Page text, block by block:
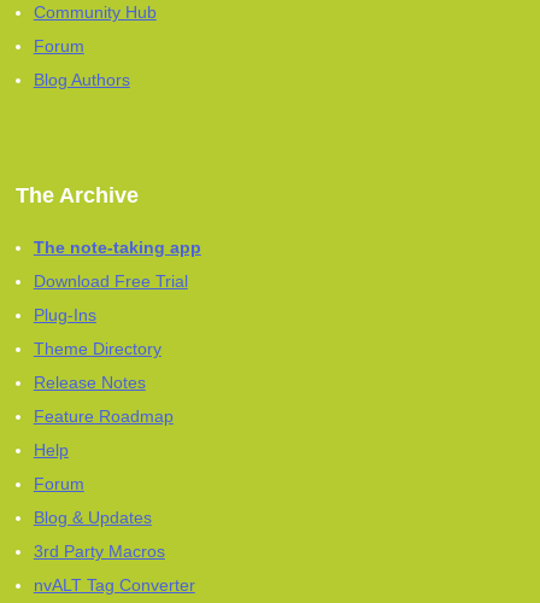
Community Hub
Forum
Blog Authors
The Archive
The note-taking app
Download Free Trial
Plug-Ins
Theme Directory
Release Notes
Feature Roadmap
Help
Forum
Blog & Updates
3rd Party Macros
nvALT Tag Converter